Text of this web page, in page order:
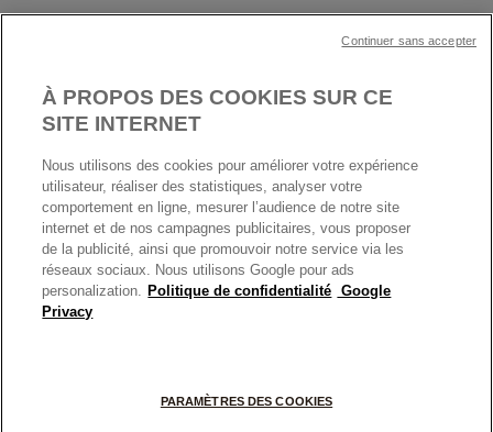
Plan du site
Politique des cookies
Politique de confidentialité
Conditions générales de vente
Conditions générales de vente Click & Collect
Plateforme ODR
Information sur le fabricant et l'importateur
Index égalité Femme/Homme
FRANCE
France
© TOUS DROITS RESERVES. 2026 Pandora
À PROPOS DES COOKIES SUR CE
SITE INTERNET
Nous utilisons des cookies pour améliorer votre expérience
utilisateur, réaliser des statistiques, analyser votre
comportement en ligne, mesurer l’audience de notre site
internet et de nos campagnes publicitaires, vous proposer
de la publicité, ainsi que promouvoir notre service via les
réseaux sociaux. Nous utilisons Google pour ads
personalization. Politique de confidentialité Google
Privacy
PARAMÈTRES DES COOKIES
Continuer sans accepter